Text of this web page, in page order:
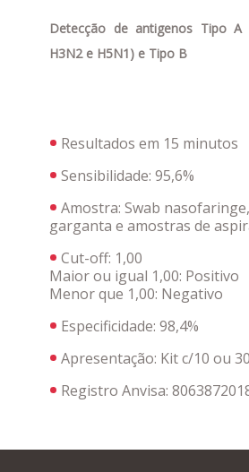
Detecção de antigenos Tipo A
H3N2 e H5N1) e Tipo B
Resultados em 15 minutos
Sensibilidade: 95,6%
Amostra: Swab
garganta e amostras de
Cut-off: 1,00
Maior ou igual 1,00: Positivo
Menor que 1,00: Negativo
Especificidade: 98,4%
Apresentação: Kit c/10 ou
Registro Anvisa: